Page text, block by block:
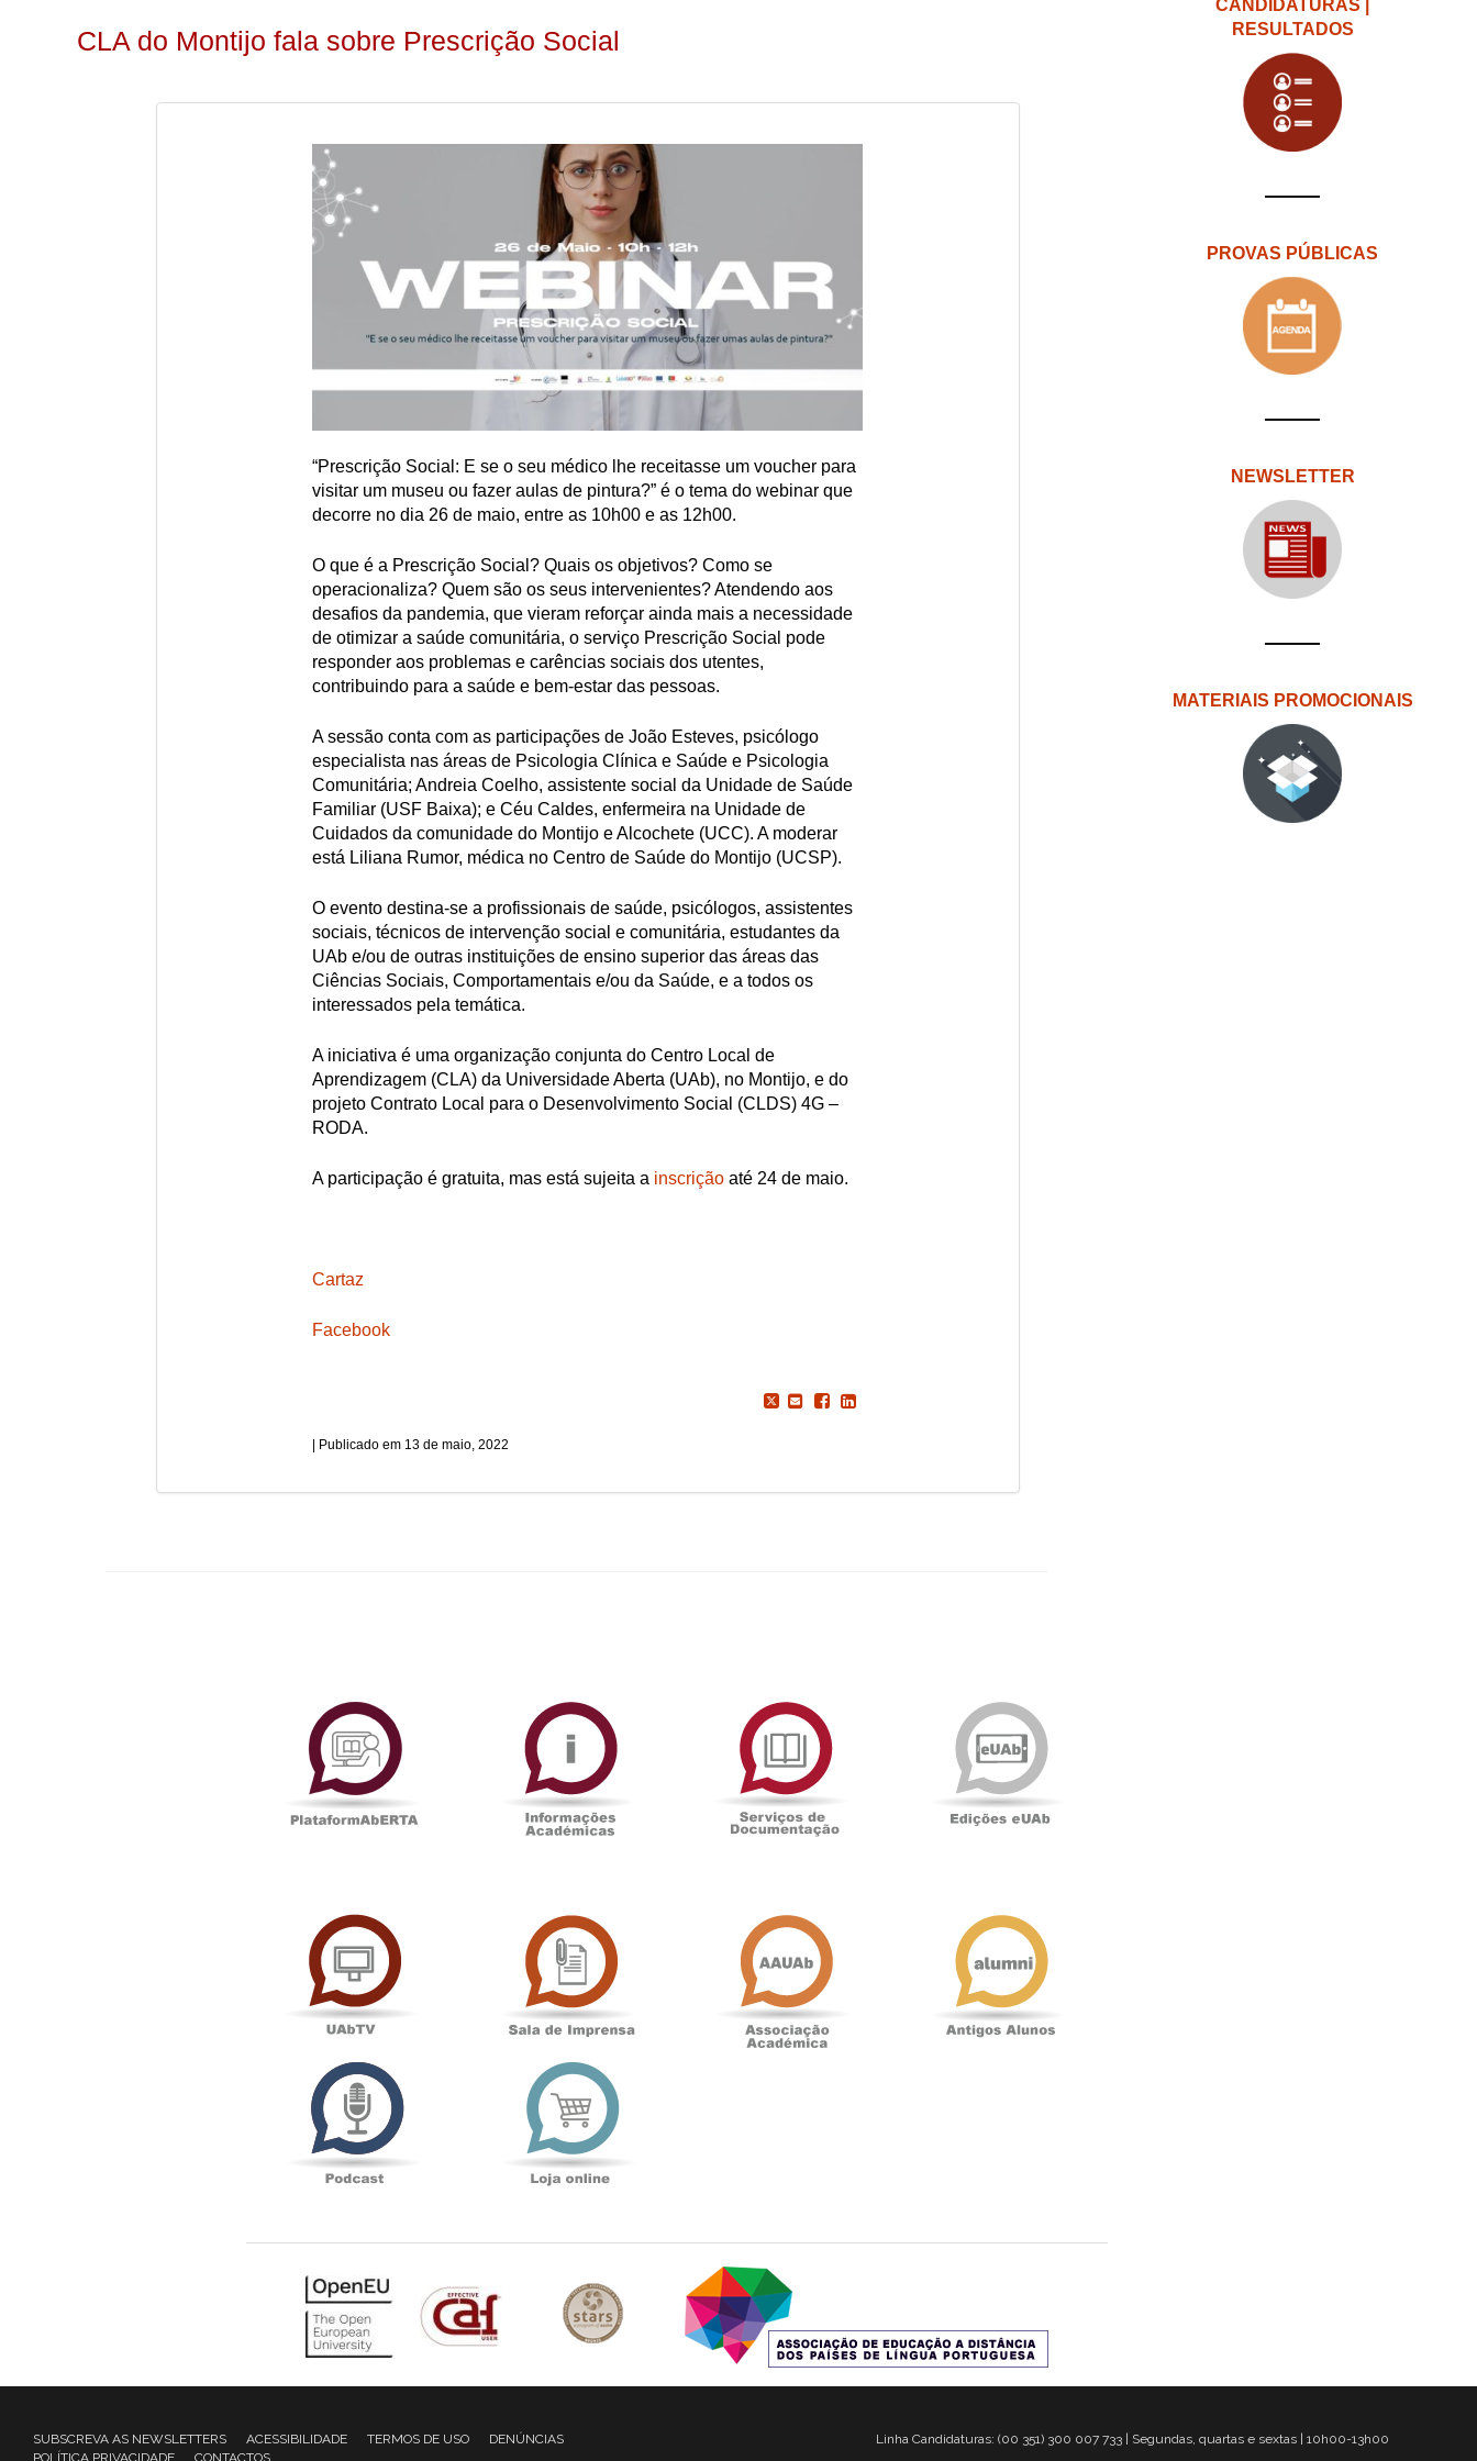
CLA do Montijo fala sobre Prescrição Social
“Prescrição Social: E se o seu médico lhe receitasse um voucher para
visitar um museu ou fazer aulas de pintura?” é o tema do webinar que
decorre no dia 26 de maio, entre as 10h00 e as 12h00.
O que é a Prescrição Social? Quais os objetivos? Como se
operacionaliza? Quem são os seus intervenientes? Atendendo aos
desafios da pandemia, que vieram reforçar ainda mais a necessidade
de otimizar a saúde comunitária, o serviço Prescrição Social pode
responder aos problemas e carências sociais dos utentes,
contribuindo para a saúde e bem-estar das pessoas.
A sessão conta com as participações de João Esteves, psicólogo
especialista nas áreas de Psicologia Clínica e Saúde e Psicologia
Comunitária; Andreia Coelho, assistente social da Unidade de Saúde
Familiar (USF Baixa); e Céu Caldes, enfermeira na Unidade de
Cuidados da comunidade do Montijo e Alcochete (UCC). A moderar
está Liliana Rumor, médica no Centro de Saúde do Montijo (UCSP).
O evento destina-se a profissionais de saúde, psicólogos, assistentes
sociais, técnicos de intervenção social e comunitária, estudantes da
UAb e/ou de outras instituições de ensino superior das áreas das
Ciências Sociais, Comportamentais e/ou da Saúde, e a todos os
interessados pela temática.
A iniciativa é uma organização conjunta do Centro Local de
Aprendizagem (CLA) da Universidade Aberta (UAb), no Montijo, e do
projeto Contrato Local para o Desenvolvimento Social (CLDS) 4G –
RODA.
A participação é gratuita, mas está sujeita a inscriçãoaté 24 de maio.
Cartaz
Facebook
13 de maio, 2022
CANDIDATURAS |
RESULTADOS
PROVAS PÚBLICAS
NEWSLETTER
MATERIAIS PROMOCIONAIS
PlataformAberta
Académicas
Documentação
SUBSCREVA AS NEWSLETTERS ACESSIBILIDADE TERMOS DE USO
DENÚNCIAS
Linha Candidaturas: (00 351) 300 007 733 | Segundas, quartas e sextas | 10h00-13h00